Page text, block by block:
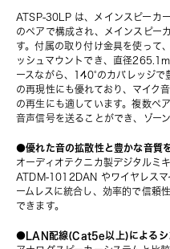
ATSP-30LP は、メインスピーカ
のペアで構成され、メインスピー
す。付属の取り付け金具を使って
ッシュマウントでき、直径
ースながら、140°のカバレッジ
の再現性にも優れており、マイク
の再生にも適しています。複数ペ
音声信号を送ることができ、ゾー
●優れた音の拡散性と豊かな音質
オーディオテクニカ製デジタルミ
ATDM-1012DAN やワイヤレス
ームレスに統合し、効率的で信頼
できます。
●LAN配線(Cat5e以上)によるシ